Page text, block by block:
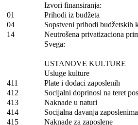
Izvori finansiranja:
01
Prihodi iz budžeta
04
Sopstveni prihodi budžetskih
14
Neutrošena privatizaciona
Svega:
USTANOVE KULTURE
Usluge kulture
411
Plate i dodaci zaposlenih
412
Socijalni doprinosi na teret
413
Naknade u naturi
414
Socijalna davanja zaposlenima
415
Naknade za zaposlene